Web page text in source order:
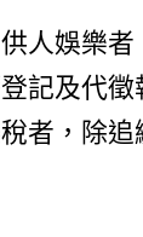
人娛樂
記及代
者，除